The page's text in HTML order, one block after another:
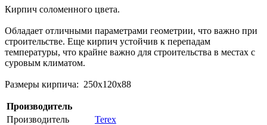
Кирпич соломенного цвета.
Обладает отличными параметрами геометрии, что важно при
строительстве. Еще кирпич устойчив к перепадам
температуры, что крайне важно для строительства в местах с
суровым климатом.
Размеры кирпича: 250х120х88
Производитель
Производитель
Terex